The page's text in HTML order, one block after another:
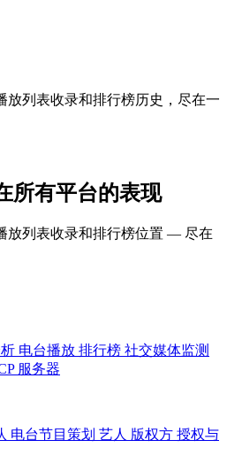
放列表收录和排行榜历史，尽在一
所有平台的表现
放列表收录和排行榜位置 — 尽在
电台播放 排行榜 社交媒体监测
服务器
电台节目策划 艺人 版权方 授权与